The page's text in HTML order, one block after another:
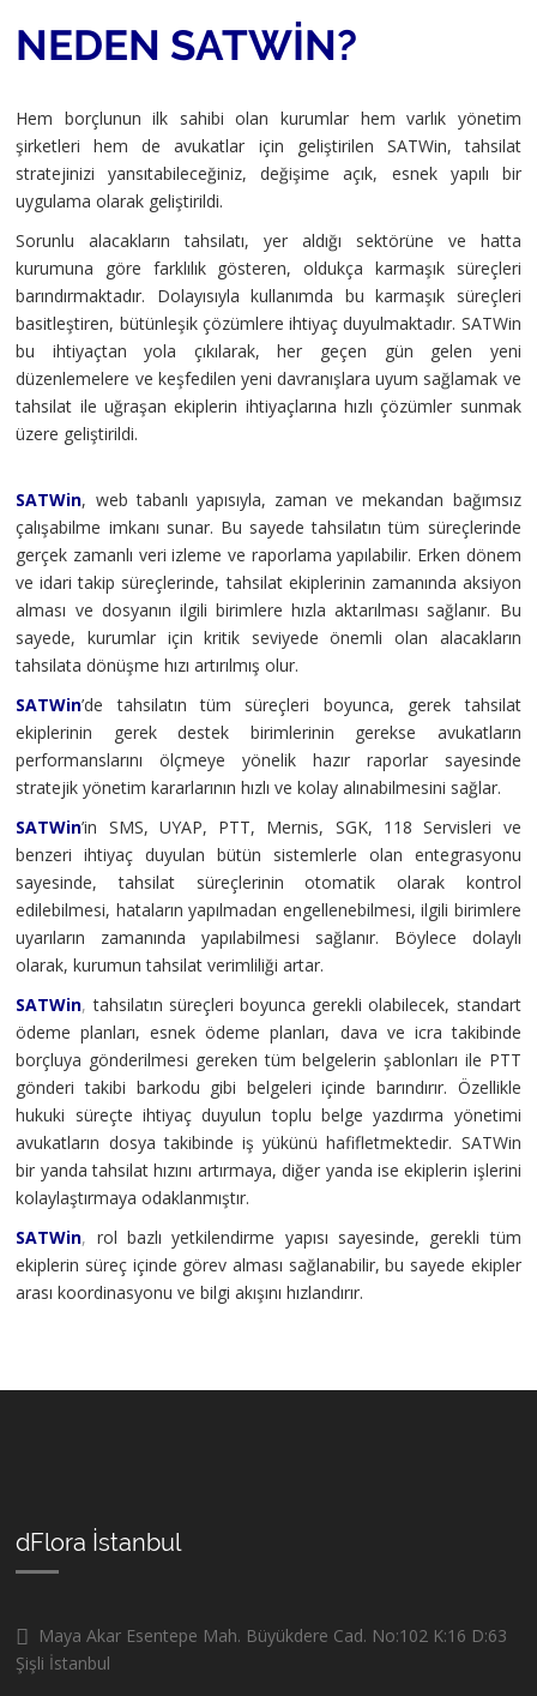
NEDEN SATWIN?
Hem borçlunun ilk sahibi olan kurumlar hem varlık yönetim
şirketleri hem de avukatlar için geliştirilen SATWin, tahsilat
stratejinizi yansıtabileceğiniz, değişime açık, esnek yapılı bir
uygulama olarak geliştirildi.
Sorunlu alacakların tahsilatı, yer aldığı sektörüne ve hatta
kurumuna göre farklılık gösteren, oldukça karmaşık süreçleri
barındırmaktadır. Dolayısıyla kullanımda bu karmaşık süreçleri
basitleştiren, bütünleşik çözümlere ihtiyaç duyulmaktadır. SATWin
bu ihtiyaçtan yola çıkılarak, her geçen gün gelen yeni
düzenlemelere ve keşfedilen yeni davranışlara uyum sağlamak ve
tahsilat ile uğraşan ekiplerin ihtiyaçlarına hızlı çözümler sunmak
üzere geliştirildi.
SATWin, web tabanlı yapısıyla, zaman ve mekandan bağımsız
çalışabilme imkanı sunar. Bu sayede tahsilatın tüm süreçlerinde
gerçek zamanlı veri izleme ve raporlama yapılabilir. Erken dönem
ve idari takip süreçlerinde, tahsilat ekiplerinin zamanında aksiyon
alması ve dosyanın ilgili birimlere hızla aktarılması sağlanır. Bu
sayede, kurumlar için kritik seviyede önemli olan alacakların
tahsilata dönüşme hızı artırılmış olur.
SATWin’de tahsilatın tüm süreçleri boyunca, gerek tahsilat
ekiplerinin gerek destek birimlerinin gerekse avukatların
performanslarını ölçmeye yönelik hazır raporlar sayesinde
stratejik yönetim kararlarının hızlı ve kolay alınabilmesini sağlar.
SATWin’in SMS, UYAP, PTT, Mernis, SGK, 118 Servisleri ve
benzeri ihtiyaç duyulan bütün sistemlerle olan entegrasyonu
sayesinde, tahsilat süreçlerinin otomatik olarak kontrol
edilebilmesi, hataların yapılmadan engellenebilmesi, ilgili birimlere
uyarıların zamanında yapılabilmesi sağlanır. Böylece dolaylı
olarak, kurumun tahsilat verimliliği artar.
SATWin,tahsilatın süreçleri boyunca gerekli olabilecek, standart
ödeme planları, esnek ödeme planları, dava ve icra takibinde
borçluya gönderilmesi gereken tüm belgelerin şablonları ile PTT
gönderi takibi barkodu gibi belgeleri içinde barındırır. Özellikle
hukuki süreçte ihtiyaç duyulun toplu belge yazdırma yönetimi
avukatların dosya takibinde iş yükünü hafifletmektedir. SATWin
bir yanda tahsilat hızını artırmaya, diğer yanda ise ekiplerin işlerini
kolaylaştırmaya odaklanmıştır.
SATWin, rol bazlı yetkilendirme yapısı sayesinde, gerekli tüm
ekiplerin süreç içinde görev alması sağlanabilir, bu sayede ekipler
arası koordinasyonu ve bilgi akışını hızlandırır.
dFlora İstanbul
Maya Akar Esentepe Mah. Büyükdere Cad. No:102 K:16 D:63
Şişli İstanbul